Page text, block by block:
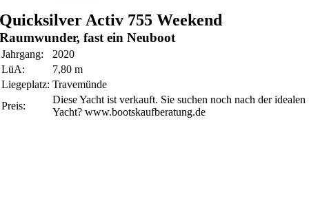
Quicksilver Activ 755 Weekend
Raumwunder, fast ein Neuboot
Jahrgang:
2020
LüA:
7,80 m
Liegeplatz: Travemünde
Preis:
Diese Yacht ist verkauft. Sie suchen noch nach der idealen
Yacht? www.bootskaufberatung.de